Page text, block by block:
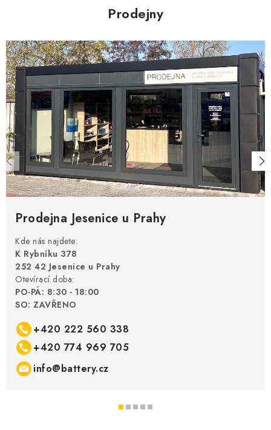
Prodejny
Prodejna Jesenice u Prahy
Kde nás najdete:
K Rybníku 378
252 42 Jesenice u Prahy
Otevírací doba:
PO-PÁ: 8:30 - 18:00
SO: ZAVŘENO
+420 222 560 338
+420 774 969 705
info@battery.cz